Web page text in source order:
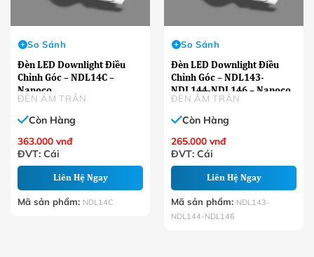
ĐÈN ÂM TRÂN
Đèn LED Downlight Điều
Chỉnh Góc – NDL14C –
Nanoco
So Sánh
Còn Hàng
363.000 vnđ
ĐVT: Cái
Liên Hệ Ngay
Mã sản phẩm: NDL14C
ĐÈN ÂM TRÂN
Đèn LED Downlight Điều
Chỉnh Góc – NDL143-
NDL144-NDL146 – Nanoco
So Sánh
Còn Hàng
265.000 vnđ
ĐVT: Cái
Liên Hệ Ngay
Mã sản phẩm: NDL143-
NDL144-NDL146